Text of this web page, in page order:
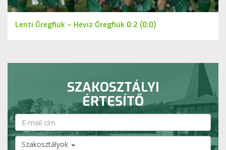
Lenti Öregfiúk – Hévíz Öregfiúk 0:2 (0:0)
SZAKOSZTÁLYI
ÉRTESÍTŐ
Szakosztályok